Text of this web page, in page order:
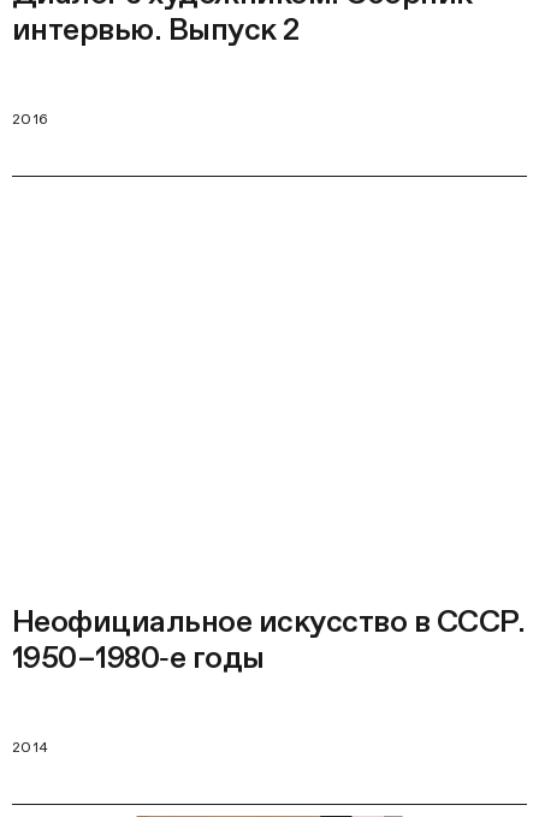
интервью. Выпуск 2
2016
Неофициальное искусство в СССР.
1950–1980‑е годы
2014